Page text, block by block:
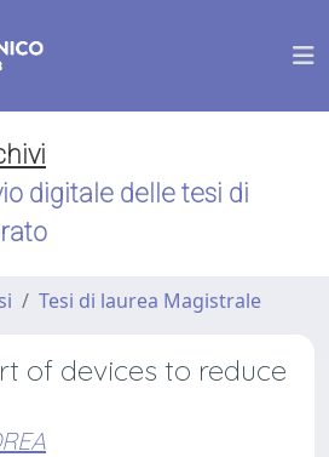
digitale delle tesi di
Tesi di laurea Magistrale
of devices to reduce